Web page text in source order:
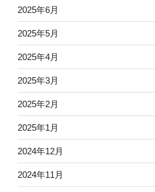
2025年6月
2025年5月
2025年4月
2025年3月
2025年2月
2025年1月
2024年12月
2024年11月